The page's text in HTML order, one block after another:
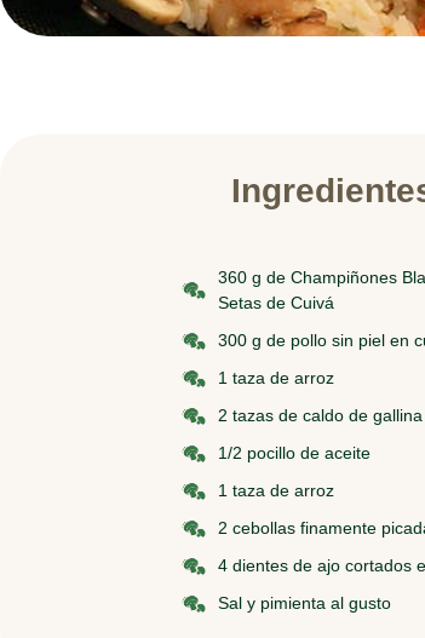
360 g de Champiñones
Setas de Cuivá
300 g de pollo sin piel en
1 taza de arroz
2 tazas de caldo de gallina
1/2 pocillo de aceite
1 taza de arroz
2 cebollas finamente
4 dientes de ajo cortados
Sal y pimienta al gusto